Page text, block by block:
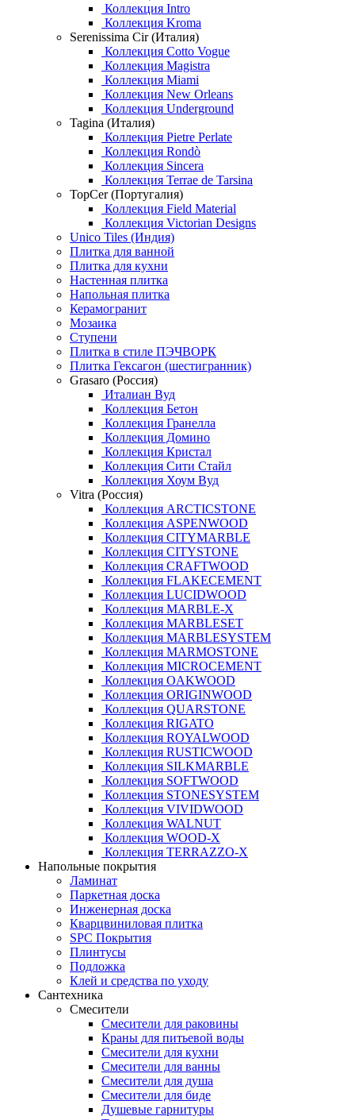
Коллекция Intro
Коллекция Kroma
Serenissima Cir (Италия)
Коллекция Cotto Vogue
Коллекция Magistra
Коллекция Miami
Коллекция New Orleans
Коллекция Underground
Tagina (Италия)
Коллекция Pietre Perlate
Коллекция Rondò
Коллекция Sincera
Коллекция Terrae de Tarsina
TopCer (Португалия)
Коллекция Field Material
Коллекция Victorian Designs
Unico Tiles (Индия)
Плитка для ванной
Плитка для кухни
Настенная плитка
Напольная плитка
Керамогранит
Мозаика
Ступени
Плитка в стиле ПЭЧВОРК
Плитка Гексагон (шестигранник)
Grasaro (Россия)
Италиан Вуд
Коллекция Бетон
Коллекция Гранелла
Коллекция Домино
Коллекция Кристал
Коллекция Сити Стайл
Коллекция Хоум Вуд
Vitra (Россия)
Коллекция ARCTICSTONE
Коллекция ASPENWOOD
Коллекция CITYMARBLE
Коллекция CITYSTONE
Коллекция CRAFTWOOD
Коллекция FLAKECEMENT
Коллекция LUCIDWOOD
Коллекция MARBLE-X
Коллекция MARBLESET
Коллекция MARBLESYSTEM
Коллекция MARMOSTONE
Коллекция MICROCEMENT
Коллекция OAKWOOD
Коллекция ORIGINWOOD
Коллекция QUARSTONE
Коллекция RIGATO
Коллекция ROYALWOOD
Коллекция RUSTICWOOD
Коллекция SILKMARBLE
Коллекция SOFTWOOD
Коллекция STONESYSTEM
Коллекция VIVIDWOOD
Коллекция WALNUT
Коллекция WOOD-X
Коллекция ТЕRRАZZO-X
Напольные покрытия
Ламинат
Паркетная доска
Инженерная доска
Кварцвиниловая плитка
SPC Покрытия
Плинтусы
Подложка
Клей и средства по уходу
Сантехника
Смесители
Смесители для раковины
Краны для питьевой воды
Смесители для кухни
Смесители для ванны
Смесители для душа
Смесители для биде
Душевые гарнитуры